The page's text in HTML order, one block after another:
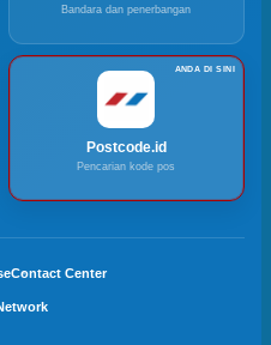
Bandara dan penerbangan
Postcode.id
Pencarian kode pos
Contact Center